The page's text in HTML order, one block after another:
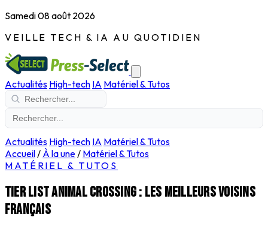
Samedi 08 août 2026
VEILLE TECH & IA AU QUOTIDIEN
Actualités High-tech IA Matériel & Tutos
Actualités High-tech IA Matériel & Tutos
Accueil/ À la une/ Matériel & Tutos
MATÉRIEL & TUTOS
Tier list Animal Crossing : les meilleurs voisins
français